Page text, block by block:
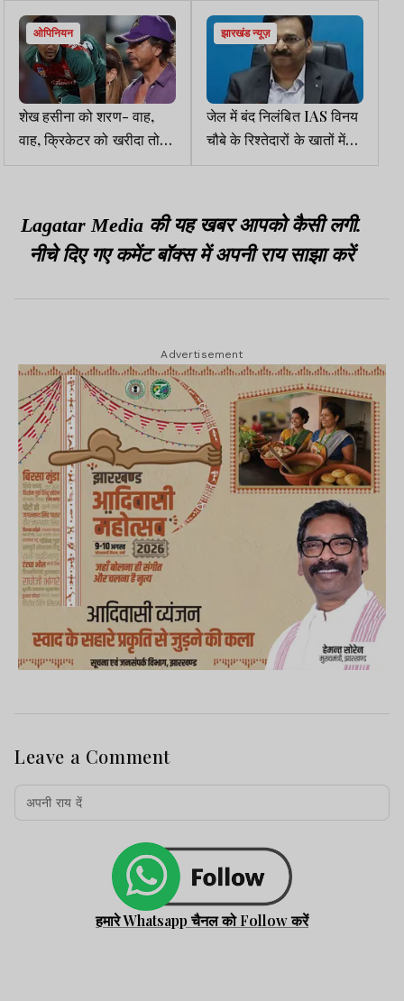
ओपिनियन
शेख हसीना को शरण- वाह,
वाह, क्रिकेटर को खरीदा तो
आह निकलने लगी
झारखंड न्यूज़
जेल में बंद निलंबित IAS विनय
चौबे के रिश्तेदारों के खातों में
लाखों के संदिग्ध लेन-देन
Lagatar Media की यह खबर आपको कैसी लगी.
नीचे दिए गए कमेंट बॉक्स में अपनी राय साझा करें
Advertisement
Leave a Comment
हमारे Whatsapp चैनल को Follow करें